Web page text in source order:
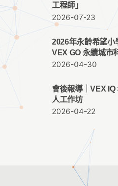
工程師」
2026-07-23
2026年永齡希望小
VEX GO 永續城市
2026-04-30
會後報導｜VEX IQ
人工作坊
2026-04-22